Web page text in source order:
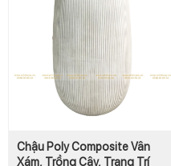
Chậu Poly Composite Vân
Xám, Trồng Cây, Trang Trí